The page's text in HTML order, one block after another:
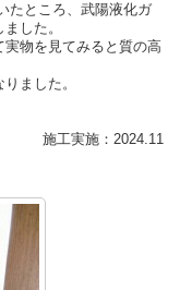
たところ、武陽液化ガ
した。
物を見てみると質の高
ました。
施工実施：2024.11